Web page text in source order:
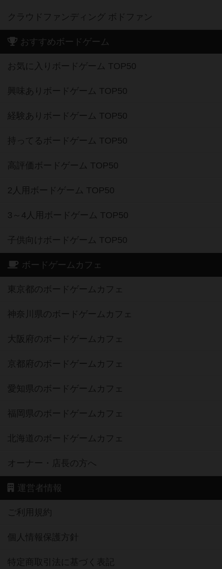
クラウドファンディング ボドファン
おすすめボードゲーム
お気に入りボードゲーム TOP50
興味ありボードゲーム TOP50
経験ありボードゲーム TOP50
持ってるボードゲーム TOP50
高評価ボードゲーム TOP50
2人用ボードゲーム TOP50
3～4人用ボードゲーム TOP50
子供向けボードゲーム TOP50
ボードゲームカフェ
東京都のボードゲームカフェ
神奈川県のボードゲームカフェ
大阪府のボードゲームカフェ
京都府のボードゲームカフェ
愛知県のボードゲームカフェ
福岡県のボードゲームカフェ
北海道のボードゲームカフェ
オーナー・店長の方へ
運営者情報
ご利用規約
個人情報保護方針
特定商取引法に基づく表記